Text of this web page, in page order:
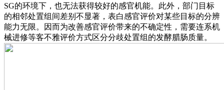
SG的环境下，也无法获得较好的感官机能。此外，部门目标
的相邻处置组间差别不显著，表白感官评价对某些目标的分辨
能力无限。因而为改善感官评价带来的不确定性，需要连系机
械进修等客不雅评价方式区分分歧处置组的发酵腊肠质量。